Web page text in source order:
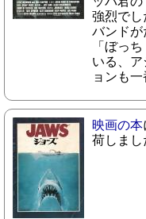
強烈でし
バンドが
「ぼっ
いる、
ョンも
映画の本
荷しまし